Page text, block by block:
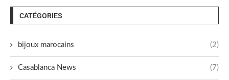
CATÉGORIES
bijoux marocains (2)
Casablanca News (7)